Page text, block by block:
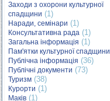
Заходи з охорони культурної
спадщини (1)
Наради, семінари (1)
Консультативна рада (1)
Загальна інформація (1)
Пам'ятки культурної спадщини
Публічна інформація (36)
Публічні документи (73)
Туризм (38)
Курорти (1)
Маків (1)